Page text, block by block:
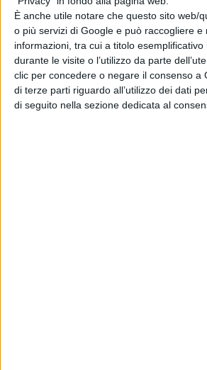
È anche utile notare che questo sito web/
o più servizi di Google e può raccogliere e
informazioni, tra cui a titolo
durante le visite o l’utilizzo da parte
clic per concedere o negare il consenso a
di terze parti riguardo all’utilizzo dei dati
di seguito nella sezione dedicata al
Salvatore Cilonaper il
duo Imbesi-Zangarà
“Duo Musicali”,Mirko
“Parole in Musica”,